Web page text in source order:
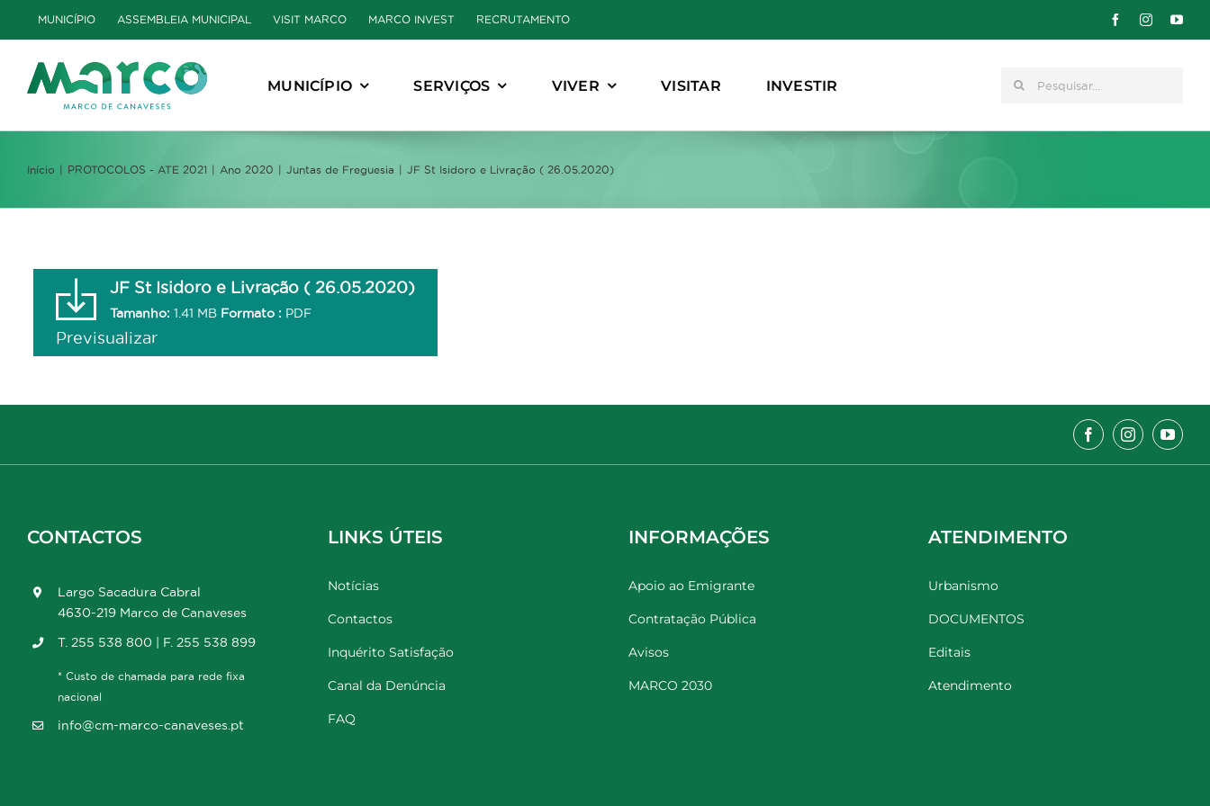
to
content
MUNICÍPIO ASSEMBLEIA MUNICIPAL VISIT MARCO MARCO INVEST RECRUTAMENTO
MUNICÍPIO SERVIÇOS VIVER VISITAR INVESTIR Pesquisar
Início PROTOCOLOS - ATE 2021 Ano 2020 Juntas de Freguesia JF St Isidoro e Livração ( 26.05.2020)
JF St Isidoro e Livração ( 26.05.2020)
Tamanho: 1.41 MB Formato : PDF
Previsualizar
CONTACTOS
Largo Sacadura Cabral
4630-219 Marco de Canaveses
T. 255 538 800 | F. 255 538 899
* Custo de chamada para rede fixa
nacional
info@cm-marco-canaveses.pt
LINKS ÚTEIS
Notícias
Contactos
Inquérito Satisfação
Canal da Denúncia
FAQ
INFORMAÇÕES
Apoio ao Emigrante
Contratação Pública
Avisos
MARCO 2030
ATENDIMENTO
Urbanismo
DOCUMENTOS
Editais
Atendimento